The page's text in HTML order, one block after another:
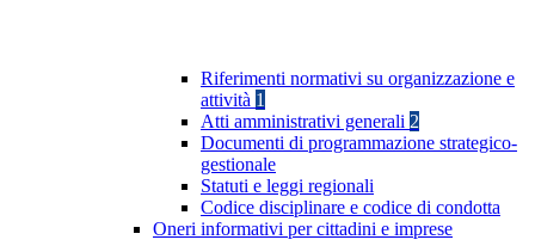
Riferimenti normativi su organizzazione e
attività 1
Atti amministrativi generali 2
Documenti di programmazione strategico-
gestionale
Statuti e leggi regionali
Codice disciplinare e codice di condotta
Oneri informativi per cittadini e imprese